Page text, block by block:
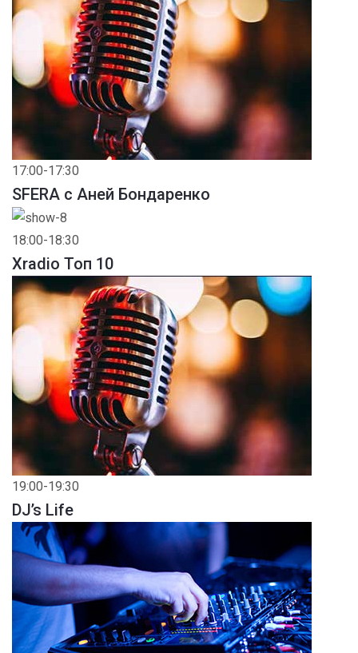
17:00-17:30
SFERA с Аней Бондаренко
18:00-18:30
Xradio Топ 10
19:00-19:30
DJ’s Life